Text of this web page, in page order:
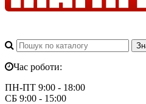
Час роботи:
ПН-ПТ 9:00 - 18:00
СБ 9:00 - 15:00